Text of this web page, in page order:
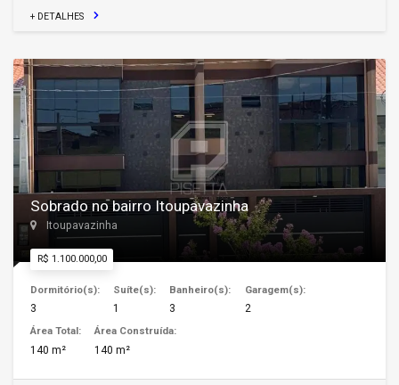
+ DETALHES
Sobrado no bairro Itoupavazinha
Itoupavazinha
R$ 1.100.000,00
Dormitório(s):
3
Suíte(s):
1
Banheiro(s):
3
Garagem(s):
2
Área Total:
140 m²
Área Construída:
140 m²